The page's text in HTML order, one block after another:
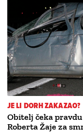
JE LI DORH ZAKAZAO?
Obitelj čeka
Roberta Žaje za